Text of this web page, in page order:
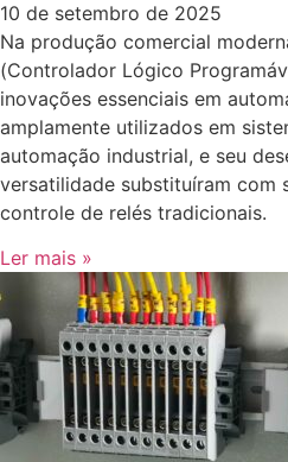
10 de setembro de 2025
Na produção comercial
(Controlador Lógico
inovações essenciais em
amplamente utilizados em
automação industrial, e seu
versatilidade substituíram com
controle de relés tradicionais.
Ler mais »